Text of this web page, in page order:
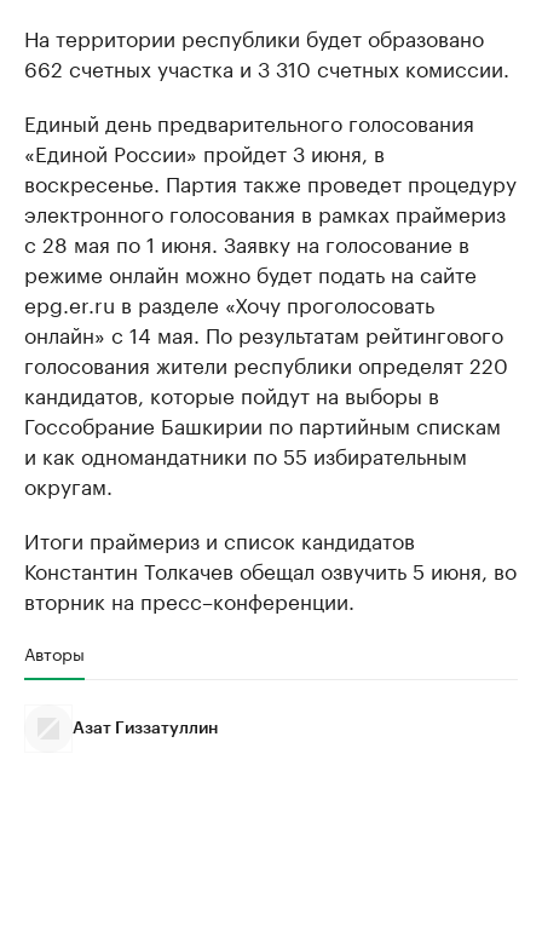
На территории республики будет образовано
662 счетных участка и 3 310 счетных комиссии.
Единый день предварительного голосования
«Единой России» пройдет 3 июня, в
воскресенье. Партия также проведет процедуру
электронного голосования в рамках праймериз
с 28 мая по 1 июня. Заявку на голосование в
режиме онлайн можно будет подать на сайте
epg.er.ru в разделе «Хочу проголосовать
онлайн» с 14 мая. По результатам рейтингового
голосования жители республики определят 220
кандидатов, которые пойдут на выборы в
Госсобрание Башкирии по партийным спискам
и как одномандатники по 55 избирательным
округам.
Итоги праймериз и список кандидатов
Константин Толкачев обещал озвучить 5 июня, во
вторник на пресс–конференции.
Авторы
Азат Гиззатуллин